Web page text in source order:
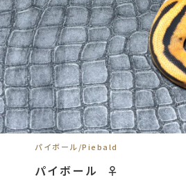
パイボール/Piebald
パイボール ︎︎ ♀